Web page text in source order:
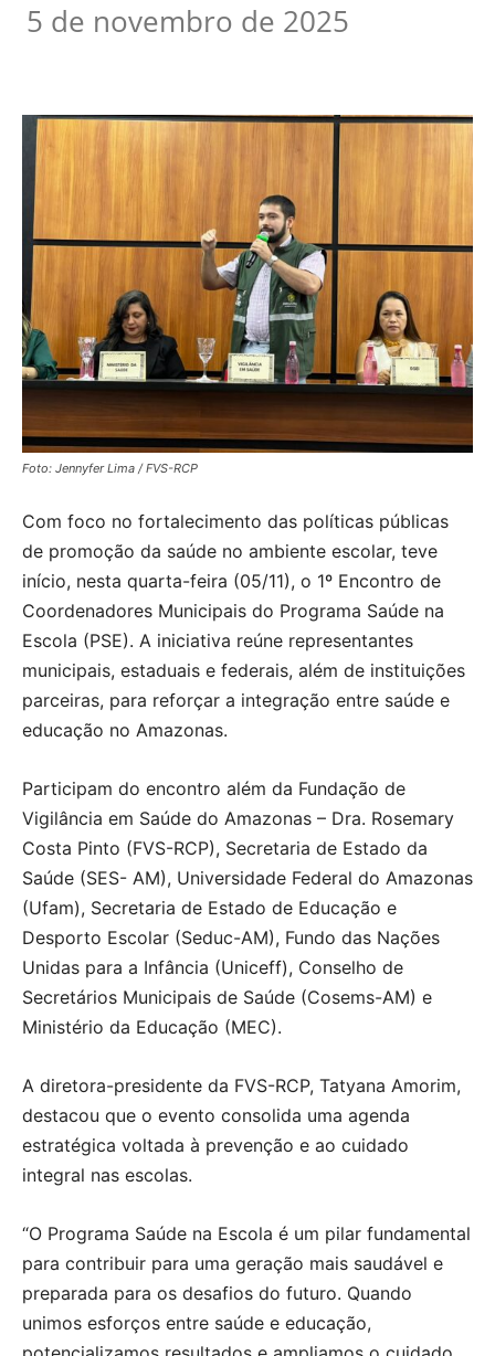
5 de novembro de 2025
Foto: Jennyfer Lima / FVS-RCP
Com foco no fortalecimento das políticas públicas
de promoção da saúde no ambiente escolar, teve
início, nesta quarta-feira (05/11), o 1º Encontro de
Coordenadores Municipais do Programa Saúde na
Escola (PSE). A iniciativa reúne representantes
municipais, estaduais e federais, além de instituições
parceiras, para reforçar a integração entre saúde e
educação no Amazonas.
Participam do encontro além da Fundação de
Vigilância em Saúde do Amazonas – Dra. Rosemary
Costa Pinto (FVS-RCP), Secretaria de Estado da
Saúde (SES- AM), Universidade Federal do Amazonas
(Ufam), Secretaria de Estado de Educação e
Desporto Escolar (Seduc-AM), Fundo das Nações
Unidas para a Infância (Uniceff), Conselho de
Secretários Municipais de Saúde (Cosems-AM) e
Ministério da Educação (MEC).
A diretora-presidente da FVS-RCP, Tatyana Amorim,
destacou que o evento consolida uma agenda
estratégica voltada à prevenção e ao cuidado
integral nas escolas.
“O Programa Saúde na Escola é um pilar fundamental
para contribuir para uma geração mais saudável e
preparada para os desafios do futuro. Quando
unimos esforços entre saúde e educação,